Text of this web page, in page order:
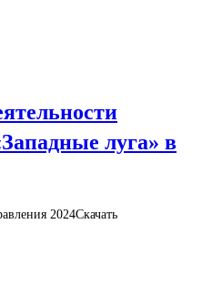
луга» в
2024Скачать